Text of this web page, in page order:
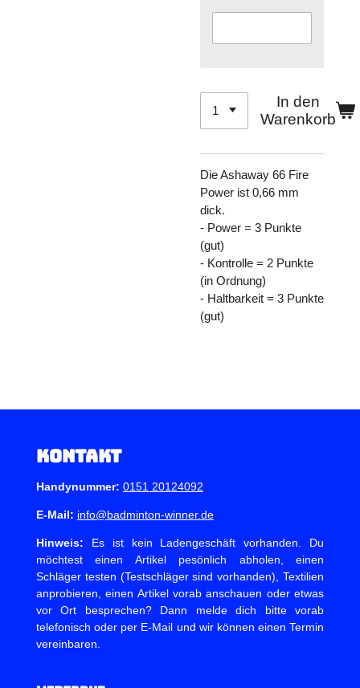
In den
Warenkorb
Die Ashaway 66 Fire
Power ist 0,66 mm
dick.
- Power = 3 Punkte
(gut)
- Kontrolle = 2 Punkte
(in Ordnung)
- Haltbarkeit = 3 Punkte
(gut)
Kontakt
Handynummer: 0151 20124092
E-Mail: info@badminton-winner.de
Hinweis: Es ist kein Ladengeschäft vorhanden. Du
möchtest einen Artikel pesönlich abholen, einen
Schläger testen (Testschläger sind vorhanden), Textilien
anprobieren, einen Artikel vorab anschauen oder etwas
vor Ort besprechen? Dann melde dich bitte vorab
telefonisch oder per E-Mail und wir können einen Termin
vereinbaren.